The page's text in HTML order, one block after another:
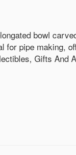
bowl
for pipe making,
Gifts And